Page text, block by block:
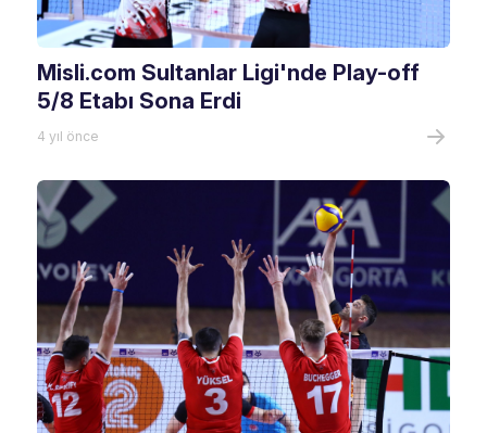
Misli.com Sultanlar Ligi'nde Play-off
5/8 Etabı Sona Erdi
4 yıl önce